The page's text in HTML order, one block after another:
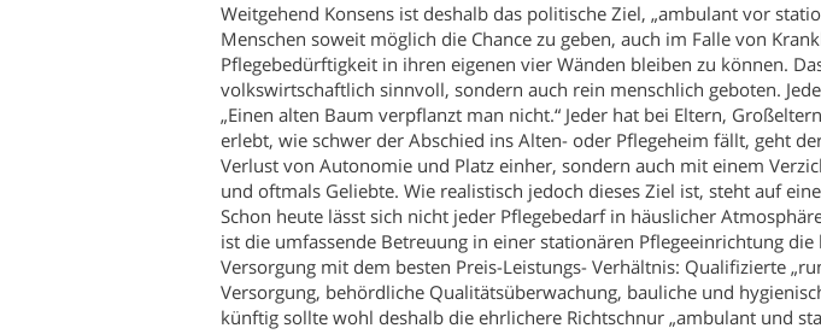
Weitgehend Konsens ist deshalb das politische Ziel, „ambulant vor
Menschen soweit möglich die Chance zu geben, auch im Falle von
Pflegebedürftigkeit in ihren eigenen vier Wänden bleiben zu können.
volkswirtschaftlich sinnvoll, sondern auch rein menschlich geboten.
„Einen alten Baum verpflanzt man nicht.“ Jeder hat bei Eltern,
erlebt, wie schwer der Abschied ins Alten- oder Pflegeheim fällt, geht
Verlust von Autonomie und Platz einher, sondern auch mit einem
und oftmals Geliebte. Wie realistisch jedoch dieses Ziel ist, steht auf
Schon heute lässt sich nicht jeder Pflegebedarf in häuslicher
ist die umfassende Betreuung in einer stationären Pflegeeinrichtung die
Versorgung mit dem besten Preis-Leistungs- Verhältnis: Qualifizierte
Versorgung, behördliche Qualitätsüberwachung, bauliche und
künftig sollte wohl deshalb die ehrlichere Richtschnur „ambulant und